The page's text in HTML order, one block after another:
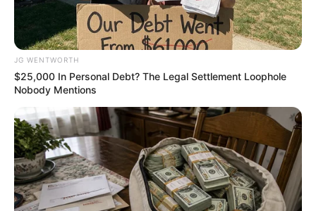
What Happened To The Blue Lagoon Cast? See
Them Now
JG WENTWORTH
$25,000 In Personal Debt? The Legal Settlement Loophole
Nobody Mentions